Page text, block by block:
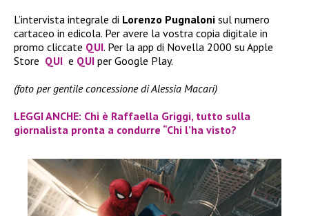
L’intervista integrale di Lorenzo Pugnaloni sul numero
cartaceo in edicola. Per avere la vostra copia digitale in
promo cliccate QUI. Per la app di Novella 2000 su Apple
Store QUI e QUI per Google Play.
(foto per gentile concessione di Alessia Macari)
LEGGI ANCHE: Chi è Raffaella Griggi, tutto sulla
giornalista pronta a condurre “Chi l’ha visto?